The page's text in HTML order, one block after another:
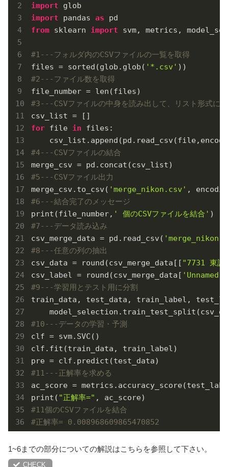
import
import pandas as
from sklearn import svm, metrics,
#1---フォルダ内のCSVファイルの一覧を取得
files = sorted(glob.glob( '*.csv'
#2---ファイル数を取得
#3---CSVファイルの中身を読み出して、リスト形式に
for file in files:
#4---CSVファイルの結合
#5---CSVファイル出力
merge_csv.to_csv( 'merge_nikon.csv' ,
#6---結合完了のメッセージ
print(file_number, ' 個のCSVファイルを結合'
#7---データ読み込み
csv_merge_data = pd.read_csv(
#8---任意の列の抽出
csv_data = round(csv_merge_data[[ "7731 東証
csv_label = round(csv_merge_data[
#9---学習用とテスト用に分割
train_data, test_data, train_label,
#10---データの学習・予測
clf = svm.SVC()
clf.fit(train_data, train_label)
#11---正解率を求める
ac_score =
print( "正解率="
#11個のCSVファイルを結合
#正解率= 0.008968609865470852
1~6までの部分についての解説はこちらを参照して下さい。